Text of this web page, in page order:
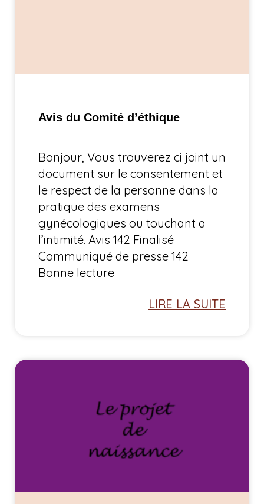
Avis du Comité d’éthique
Bonjour, Vous trouverez ci joint un
document sur le consentement et
le respect de la personne dans la
pratique des examens
gynécologiques ou touchant a
l’intimité. Avis 142 Finalisé
Communiqué de presse 142
Bonne lecture
LIRE LA SUITE